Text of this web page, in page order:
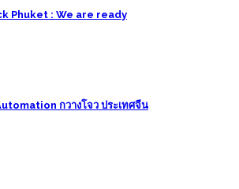
Phuket : We are ready
กวางโจว ประเทศจีน